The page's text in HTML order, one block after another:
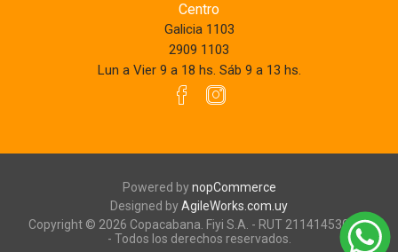
Centro
Galicia 1103
2909 1103
Lun a Vier 9 a 18 hs. Sáb 9 a 13 hs.
Powered bynopCommerce
Designed byAgileWorks.com.uy
Copyright © 2026 Copacabana. Fiyi S.A. - RUT 211414530010
- Todos los derechos reservados.